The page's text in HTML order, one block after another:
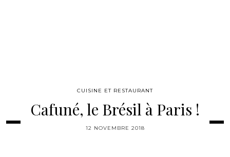
CUISINE ET RESTAURANT
Cafuné, le Brésil à Paris !
12 NOVEMBRE 2018